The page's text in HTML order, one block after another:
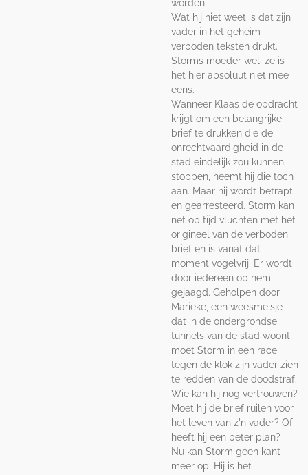
worden.
Wat hij niet weet is dat zijn
vader in het geheim
verboden teksten drukt.
Storms moeder wel, ze is
het hier absoluut niet mee
eens.
Wanneer Klaas de opdracht
krijgt om een belangrijke
brief te drukken die de
onrechtvaardigheid in de
stad eindelijk zou kunnen
stoppen, neemt hij die toch
aan. Maar hij wordt betrapt
en gearresteerd. Storm kan
net op tijd vluchten met het
origineel van de verboden
brief en is vanaf dat
moment vogelvrij. Er wordt
door iedereen op hem
gejaagd. Geholpen door
Marieke, een weesmeisje
dat in de ondergrondse
tunnels van de stad woont,
moet Storm in een race
tegen de klok zijn vader zien
te redden van de doodstraf.
Wie kan hij nog vertrouwen?
Moet hij de brief ruilen voor
het leven van z'n vader? Of
heeft hij een beter plan?
Nu kan Storm geen kant
meer op. Hij is het